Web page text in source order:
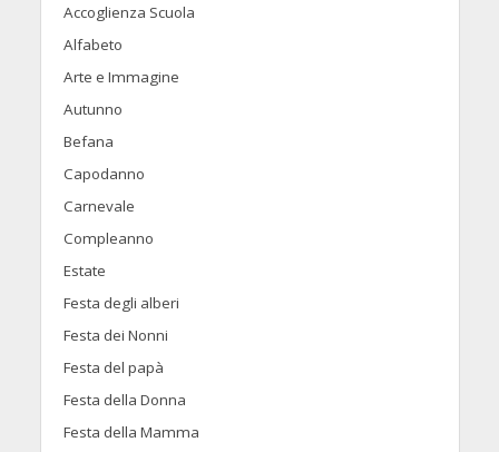
Accoglienza Scuola
Alfabeto
Arte e Immagine
Autunno
Befana
Capodanno
Carnevale
Compleanno
Estate
Festa degli alberi
Festa dei Nonni
Festa del papà
Festa della Donna
Festa della Mamma